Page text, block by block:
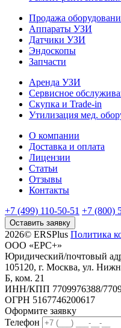
Продажа
Аппараты УЗИ
Датчики УЗИ
Эндоскопы
Запчасти
Аренда УЗИ
Сервисное
Скупка и Trade-in
Утилизация мед.
О компании
Доставка и оплата
Лицензии
Статьи
Отзывы
Контакты
+7 (499) 110-50-51 +7 (800)
Оставить заявку
2026© ERSPlus Политика
ООО «ЕРС+»
Юридический/почтовый
105120, г. Москва, ул.
Б, ком. 21
ИНН/КПП 7709976388/
ОГРН 5167746200617
Оформите заявку
Телефон